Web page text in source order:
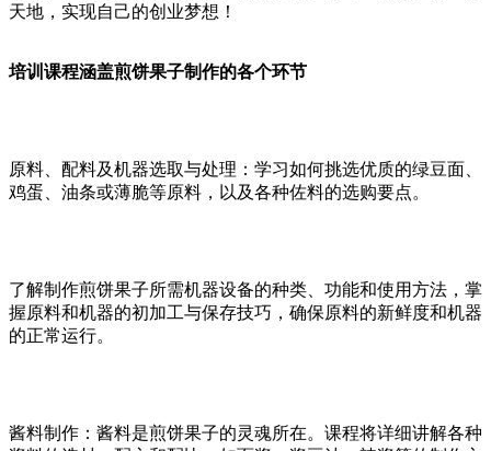
天地，实现自己的创业梦想！
培训课程涵盖煎饼果子制作的各个环节
‌原料、配料及机器选取与处理‌：学习如何挑选优质的绿豆面、
鸡蛋、油条或薄脆等原料，以及各种佐料的选购要点。
了解制作煎饼果子所需机器设备的种类、功能和使用方法，掌
握原料和机器的初加工与保存技巧，确保原料的新鲜度和机器
的正常运行。
酱料制作‌：酱料是煎饼果子的灵魂所在。课程将详细讲解各种